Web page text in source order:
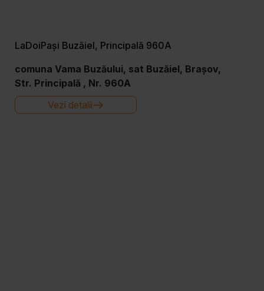
LaDoiPași Buzăiel, Principală 960A
comuna Vama Buzăului, sat Buzăiel, Brașov,
Str. Principală , Nr. 960A
Vezi detalii